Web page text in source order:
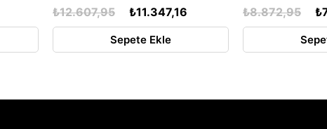
₺11.347,16
₺12.607,95
Sepete Ekle
₺8.872,95